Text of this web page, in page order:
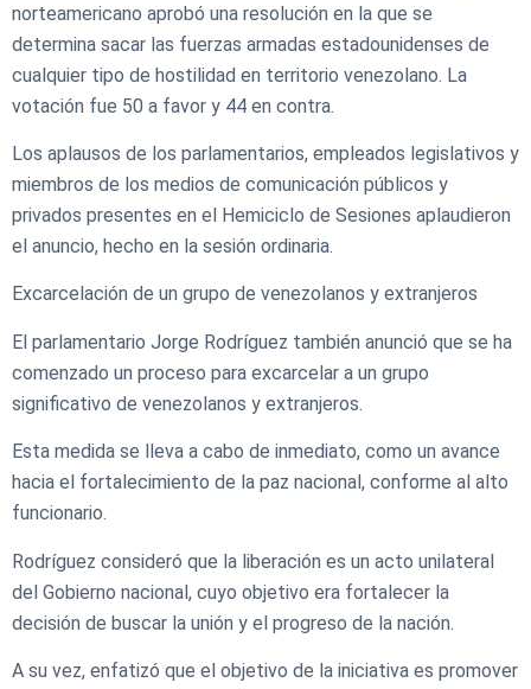
norteamericano aprobó una resolución en la que se
determina sacar las fuerzas armadas estadounidenses de
cualquier tipo de hostilidad en territorio venezolano. La
votación fue 50 a favor y 44 en contra.
Los aplausos de los parlamentarios, empleados legislativos y
miembros de los medios de comunicación públicos y
privados presentes en el Hemiciclo de Sesiones aplaudieron
el anuncio, hecho en la sesión ordinaria.
Excarcelación de un grupo de venezolanos y extranjeros
El parlamentario Jorge Rodríguez también anunció que se ha
comenzado un proceso para excarcelar a un grupo
significativo de venezolanos y extranjeros.
Esta medida se lleva a cabo de inmediato, como un avance
hacia el fortalecimiento de la paz nacional, conforme al alto
funcionario.
Rodríguez consideró que la liberación es un acto unilateral
del Gobierno nacional, cuyo objetivo era fortalecer la
decisión de buscar la unión y el progreso de la nación.
A su vez, enfatizó que el objetivo de la iniciativa es promover